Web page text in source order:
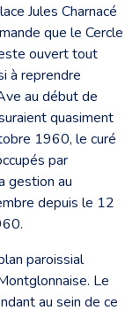
Jules Charnacé
que le Cercle
ouvert tout
à reprendre
au début de
quasiment
1960, le curé
par
gestion au
depuis le 12
paroissial
Le
au sein de ce